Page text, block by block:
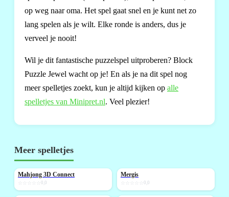
op weg naar oma. Het spel gaat snel en je kunt net zo
lang spelen als je wilt. Elke ronde is anders, dus je
verveel je nooit!
Wil je dit fantastische puzzelspel uitproberen? Block
Puzzle Jewel wacht op je! En als je na dit spel nog
meer spelletjes zoekt, kun je altijd kijken op alle
spelletjes van Minipret.nl. Veel plezier!
Meer spelletjes
NIEUW
Mahjong 3D Connect
0,0
Mergis
0,0